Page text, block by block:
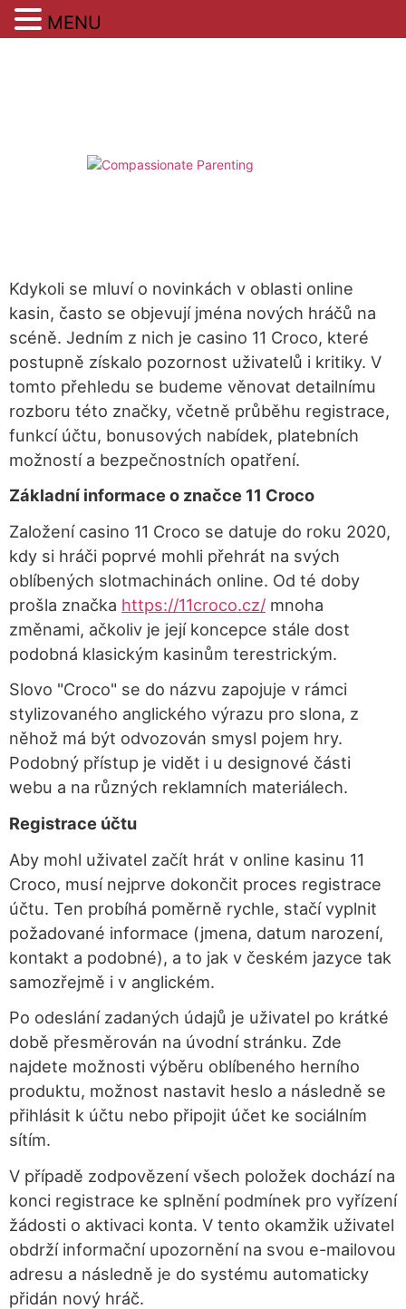
Kdykoli se mluví o novinkách v oblasti online
kasin, často se objevují jména nových hráčů na
scéně. Jedním z nich je casino 11 Croco, které
postupně získalo pozornost uživatelů i kritiky. V
tomto přehledu se budeme věnovat detailnímu
rozboru této značky, včetně průběhu registrace,
funkcí účtu, bonusových nabídek, platebních
možností a bezpečnostních opatření.
Základní informace o značce 11 Croco
Založení casino 11 Croco se datuje do roku 2020,
kdy si hráči poprvé mohli přehrát na svých
oblíbených slotmachinách online. Od té doby
prošla značka https://11croco.cz/ mnoha
změnami, ačkoliv je její koncepce stále dost
podobná klasickým kasinům terestrickým.
Slovo "Croco" se do názvu zapojuje v rámci
stylizovaného anglického výrazu pro slona, z
něhož má být odvozován smysl pojem hry.
Podobný přístup je vidět i u designové části
webu a na různých reklamních materiálech.
Registrace účtu
Aby mohl uživatel začít hrát v online kasinu 11
Croco, musí nejprve dokončit proces registrace
účtu. Ten probíhá poměrně rychle, stačí vyplnit
požadované informace (jmena, datum narození,
kontakt a podobné), a to jak v českém jazyce tak
samozřejmě i v anglickém.
Po odeslání zadaných údajů je uživatel po krátké
době přesměrován na úvodní stránku. Zde
najdete možnosti výběru oblíbeného herního
produktu, možnost nastavit heslo a následně se
přihlásit k účtu nebo připojit účet ke sociálním
sítím.
V případě zodpovězení všech položek dochází na
konci registrace ke splnění podmínek pro vyřízení
žádosti o aktivaci konta. V tento okamžik uživatel
obdrží informační upozornění na svou e-mailovou
adresu a následně je do systému automaticky
přidán nový hráč.
MENU